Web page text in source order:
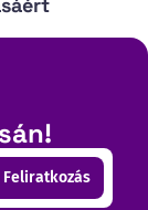
Feliratkozás